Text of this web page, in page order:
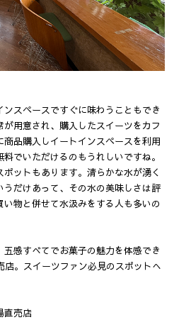
スペースですぐに味わうこともでき
用意され、購入したスイーツをカフ
品購入しイートインスペースを利用
でいただけるのもうれしいですね。
ットもあります。清らかな水が湧く
だけあって、その水の美味しさは評
物と併せて水汲みをする人も多いの
感すべてでお菓子の魅力を体感でき
店。スイーツファン必見のスポットへ
売店